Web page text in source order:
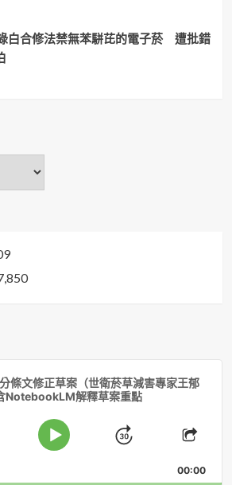
白合修法禁無苯駢芘的電子菸 遭批錯
條文修正草案（世衛菸草減害專家王郁
NotebookLM解釋草案重點
Play
Jump
Forward
Share
00:00